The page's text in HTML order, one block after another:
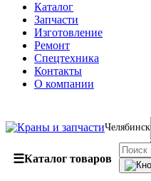
Каталог
Запчасти
Изготовление
Ремонт
Спецтехника
Контакты
О компании
Челябинск
☰Каталог товаров